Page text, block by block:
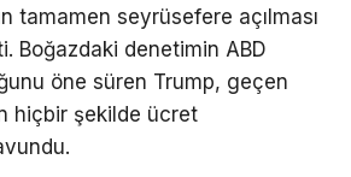
tamamen seyrüsefere açılması
Boğazdaki denetimin ABD
öne süren Trump, geçen
hiçbir şekilde ücret